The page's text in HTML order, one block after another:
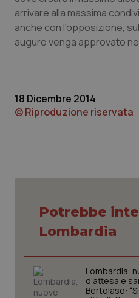
Marche
Molise
Provincia Autonoma
Sicilia
Toscana
Umbria
Donna & Salute
Epatiti
Infezioni & Febbre
Neuroscienze &
Obesità
Oftalmologia
arrivare alla massima
anche con l'opposizione,
auguro venga approvato
18 Dicembre 2014
© Riproduzione riservata
Potrebbe
Lombardia
Lombardia,
d’attesa e
Bertolaso: